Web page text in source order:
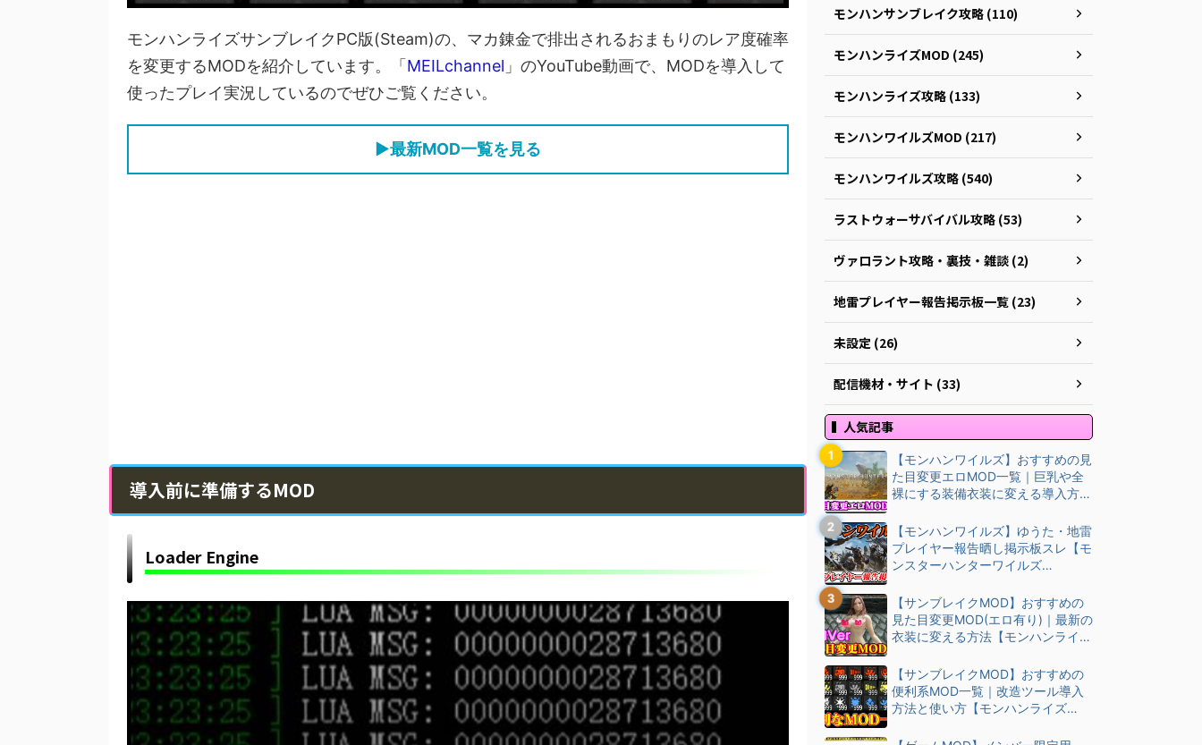
モンハンライズサンブレイクPC版(Steam)の、マカ錬金で排出されるおまもりのレア度確率
を変更するMODを紹介しています。「 MEILchannel 」のYouTube動画で、MODを導入して
使ったプレイ実況しているのでぜひご覧ください。
▶最新MOD一覧を見る
導入前に準備するMOD
Loader Engine
モンハンサンブレイク攻略 (110)
モンハンライズMOD (245)
モンハンライズ攻略 (133)
モンハンワイルズMOD (217)
モンハンワイルズ攻略 (540)
ラストウォーサバイバル攻略 (53)
ヴァロラント攻略・裏技・雑談 (2)
地雷プレイヤー報告掲示板一覧 (23)
未設定 (26)
配信機材・サイト (33)
人気記事
【モンハンワイルズ】おすすめの見
た目変更エロMOD一覧｜巨乳や全
裸にする装備衣装に変える導入方
【モンハンワイルズ】ゆうた・地雷
プレイヤー報告晒し掲示板スレ【モ
ンスターハンターワイルズ
【サンブレイクMOD】おすすめの
見た目変更MOD(エロ有り)｜最新の
衣装に変える方法【モンハンライズ
【サンブレイクMOD】おすすめの
便利系MOD一覧｜改造ツール導入
方法と使い方【モンハンライズ